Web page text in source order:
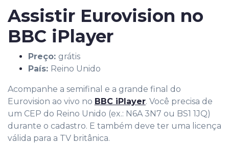
Assistir Eurovision no
BBC iPlayer
Preço: grátis
País: Reino Unido
Acompanhe a semifinal e a grande final do
Eurovision ao vivo no BBC iPlayer. Você precisa de
um CEP do Reino Unido (ex.: N6A 3N7 ou BS1 1JQ)
durante o cadastro. E também deve ter uma licença
válida para a TV britânica.